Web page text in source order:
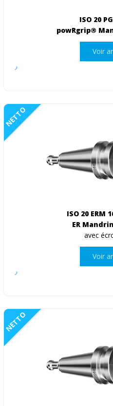
ISO 20
powRgrip®
Voir
NETTO
ISO 20 ERM
ER
avec
Voir
NETTO